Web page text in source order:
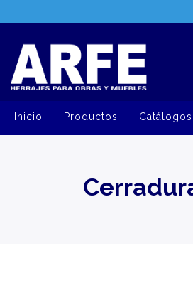
Inicio Productos Catálogos